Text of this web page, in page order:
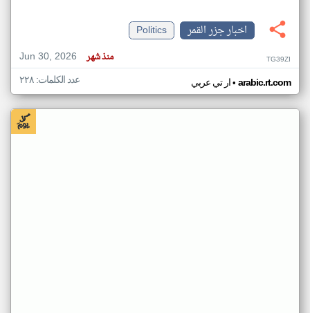
اخبار جزر القمر
Politics
Jun 30, 2026
منذ شهر TG39ZI
ار تي عربي• arabic.rt.com عدد الكلمات: ٢٢٨